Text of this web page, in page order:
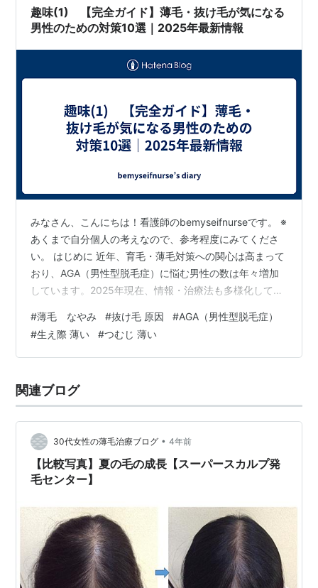
趣味(1) 【完全ガイド】薄毛・抜け毛が気になる
男性のための対策10選｜2025年最新情報
みなさん、こんにちは！看護師のbemyseifnurseです。 ※
あくまで自分個人の考えなので、参考程度にみてくださ
い。 はじめに 近年、育毛・薄毛対策への関心は高まって
おり、AGA（男性型脱毛症）に悩む男性の数は年々増加
しています。2025年現在、情報・治療法も多様化してい
う。 この記事では「原因を正しく理解した上で、無理な
く続けられる対策」を10選ご紹介します。すべて実践で
きれば、未来の毛髪に対する不安が軽減されるはずで
ン性脱毛）：男性ホルモン（DHT）が毛根に作用し、毛
髪サイクルが…
#薄毛 なやみ #抜け毛 原因 #AGA（男性型脱毛症）
#生え際 薄い #つむじ 薄い
関連ブログ
30代女性の薄毛治療ブログ • 4年前
【比較写真】夏の毛の成長【スーパースカルプ発
毛センター】